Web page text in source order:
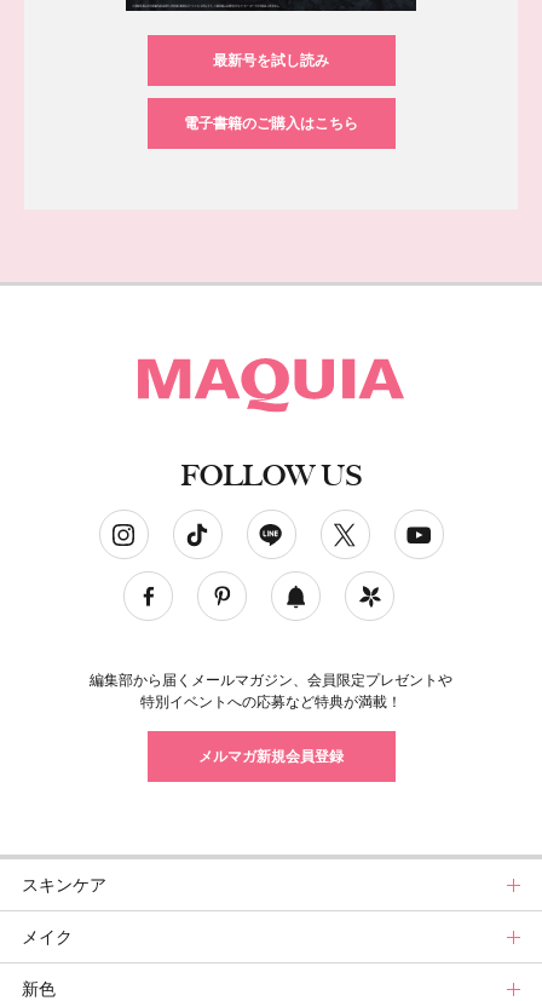
最新号を試し読み
電子書籍のご購入はこちら
FOLLOW US
編集部から届くメールマガジン、会員限定プレゼントや
特別イベントへの応募など特典が満載！
メルマガ新規会員登録
スキンケア
スキンケアトップ
ニュース
メイク
メイクトップ
新色